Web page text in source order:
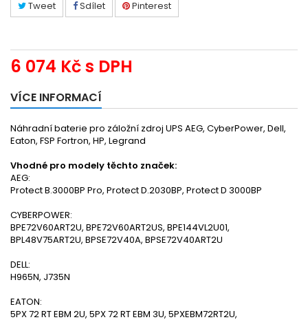
Tweet Sdílet Pinterest
6 074 Kčs DPH
VÍCE INFORMACÍ
Náhradní baterie pro záložní zdroj UPS AEG, CyberPower, Dell,
Eaton, FSP Fortron, HP, Legrand
Vhodné pro modely těchto značek:
AEG:
Protect B.3000BP Pro, Protect D.2030BP, Protect D 3000BP
CYBERPOWER:
BPE72V60ART2U, BPE72V60ART2US, BPE144VL2U01,
BPL48V75ART2U, BPSE72V40A, BPSE72V40ART2U
DELL:
H965N, J735N
EATON:
5PX 72 RT EBM 2U, 5PX 72 RT EBM 3U, 5PXEBM72RT2U,